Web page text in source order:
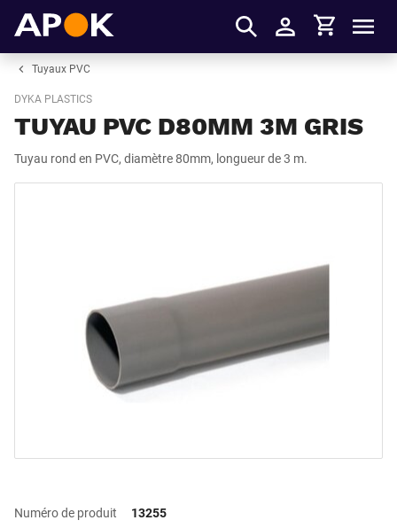
S'identifier
Panier
Tuyaux PVC
DYKA PLASTICS
TUYAU PVC D80MM 3M GRIS
Tuyau rond en PVC, diamètre 80mm, longueur de 3 m.
Numéro de produit
13255